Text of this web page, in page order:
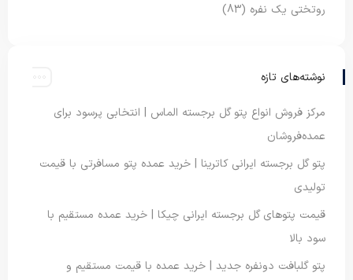
روتختی یک نفره (83)
نوشته‌های تازه
مرکز فروش انواع پتو گل برجسته الماس | انتخابی پرسود برای
عمده‌فروشان
پتو گل برجسته ایرانی کاترینا | خرید عمده پتو مسافرتی با قیمت
تولیدی
قیمت پتوهای گل برجسته ایرانی چیکا | خرید عمده مستقیم با
سود بالا
پتو گلبافت دونفره جدید | خرید عمده با قیمت مستقیم و